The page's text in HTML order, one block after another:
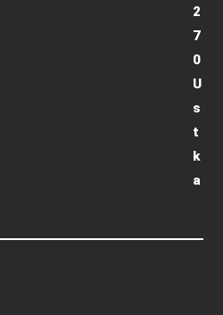
2
7
0
U
s
t
k
a